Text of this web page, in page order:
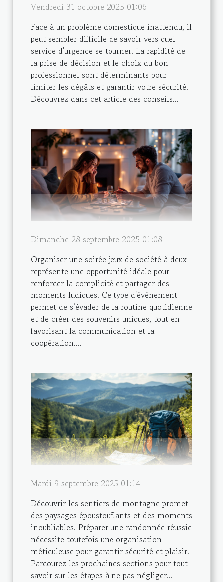
Vendredi 31 octobre 2025 01:06
Face à un problème domestique inattendu, il
peut sembler difficile de savoir vers quel
service d'urgence se tourner. La rapidité de
la prise de décision et le choix du bon
professionnel sont déterminants pour
limiter les dégâts et garantir votre sécurité.
Découvrez dans cet article des conseils...
Dimanche 28 septembre 2025 01:08
Organiser une soirée jeux de société à deux
représente une opportunité idéale pour
renforcer la complicité et partager des
moments ludiques. Ce type d'événement
permet de s’évader de la routine quotidienne
et de créer des souvenirs uniques, tout en
favorisant la communication et la
coopération....
Mardi 9 septembre 2025 01:14
Découvrir les sentiers de montagne promet
des paysages époustouflants et des moments
inoubliables. Préparer une randonnée réussie
nécessite toutefois une organisation
méticuleuse pour garantir sécurité et plaisir.
Parcourez les prochaines sections pour tout
savoir sur les étapes à ne pas négliger...